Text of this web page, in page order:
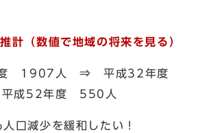
計（数値で地域の将来を見る）
度 1907人 ⇒ 平成32年度
成52年度 550人
減少を緩和したい！